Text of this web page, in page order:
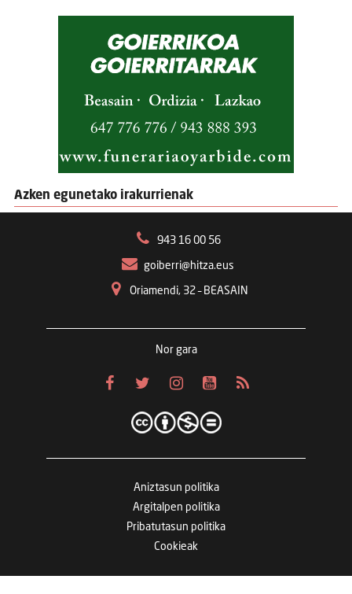
Azken egunetako irakurrienak
943 16 00 56
goiberri@hitza.eus
Oriamendi, 32 – BEASAIN
Nor gara
Aniztasun politika
Argitalpen politika
Pribatutasun politika
Cookieak